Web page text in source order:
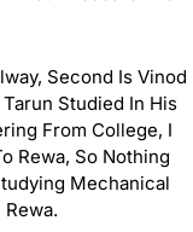
Second Is Vinod
Studied In His
From College, I
Rewa, So Nothing
Mechanical